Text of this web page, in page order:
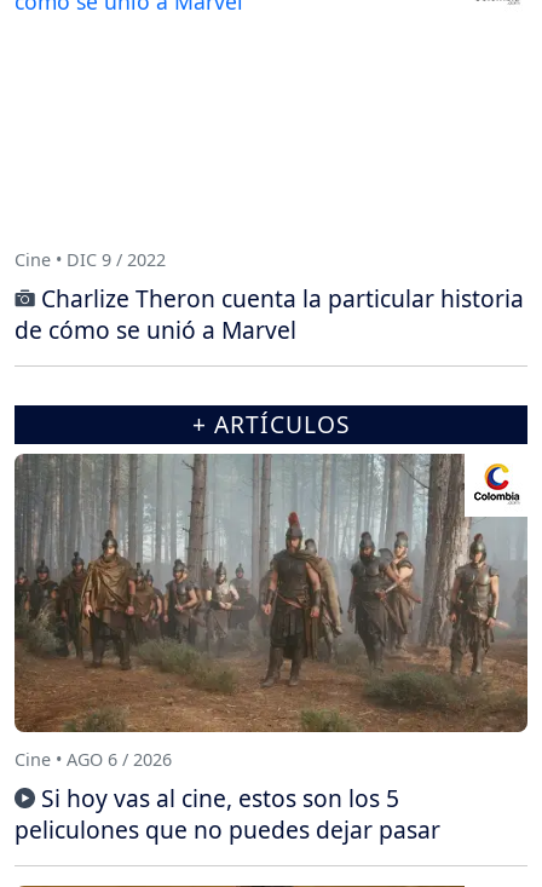
Cine • DIC 9 / 2022
Charlize Theron cuenta la particular historia
de cómo se unió a Marvel
+ ARTÍCULOS
Cine • AGO 6 / 2026
Si hoy vas al cine, estos son los 5
peliculones que no puedes dejar pasar